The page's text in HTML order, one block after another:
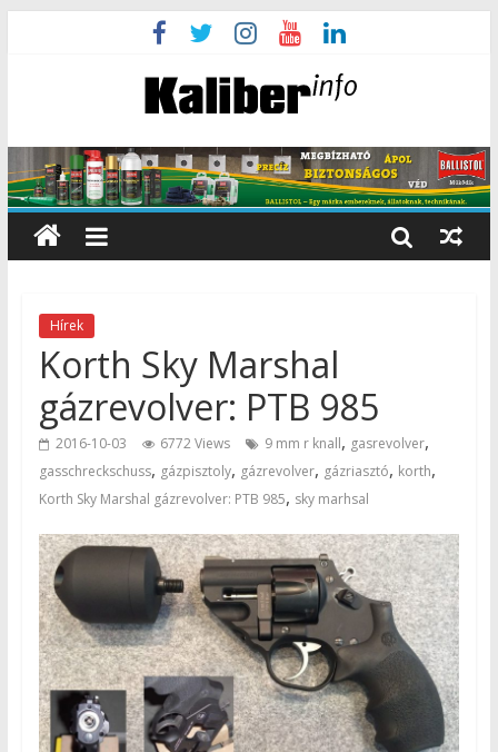
Hírek
Korth Sky Marshal
gázrevolver: PTB 985
2016-10-03 6772 Views 9 mm r knall, gasrevolver,
gasschreckschuss, gázpisztoly, gázrevolver, gázriasztó, korth,
Korth Sky Marshal gázrevolver: PTB 985, sky marhsal